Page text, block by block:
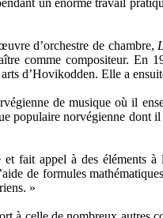
un énorme travail
d’orchestre de chambre,
comme compositeur. En
d’Hovikodden. Elle a
de musique où il
populaire norvégienne dont
fait appel à des éléments
de formules
»